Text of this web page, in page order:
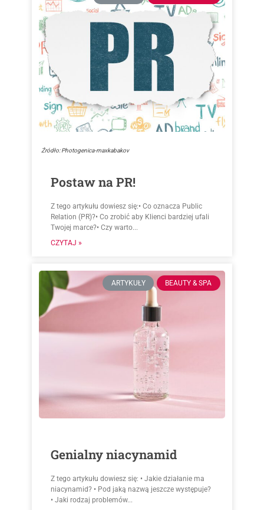
Źródło: Photogenica-maxkabakov
Postaw na PR!
Z tego artykułu dowiesz się:• Co oznacza Public
Relation (PR)?• Co zrobić aby Klienci bardziej ufali
Twojej marce?• Czy warto...
CZYTAJ »
ARTYKUŁY BEAUTY & SPA
Genialny niacynamid
Z tego artykułu dowiesz się: • Jakie działanie ma
niacynamid? • Pod jaką nazwą jeszcze występuje?
• Jaki rodzaj problemów...